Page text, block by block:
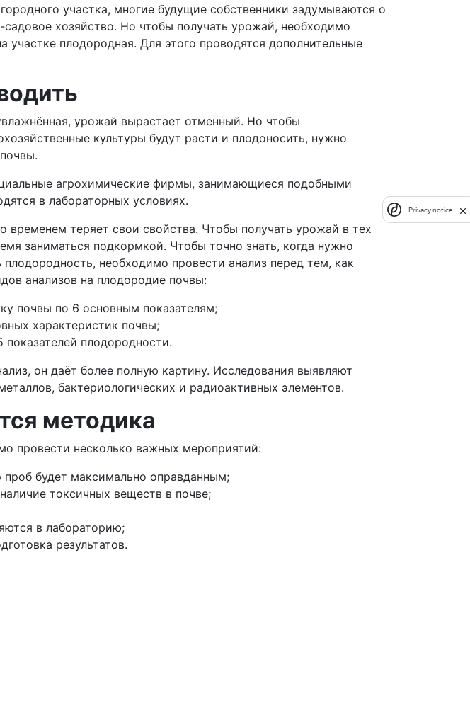
участка, многие будущие собственники задумываются о
хозяйство. Но чтобы получать урожай, необходимо
участке плодородная. Для этого проводятся дополнительные
урожай вырастает отменный. Но чтобы
культуры будут расти и плодоносить, нужно
агрохимические фирмы, занимающиеся подобными
в лабораторных условиях.
временем теряет свои свойства. Чтобы получать урожай в тех
заниматься подкормкой. Чтобы точно знать, когда нужно
плодородность, необходимо провести анализ перед тем, как
анализов на плодородие почвы:
почвы по 6 основным показателям;
характеристик почвы;
плодородности.
он даёт более полную картину. Исследования выявляют
бактериологических и радиоактивных элементов.
методика
провести несколько важных мероприятий:
проб будет максимально оправданным;
токсичных веществ в почве;
в лабораторию;
результатов.
Privacy notice